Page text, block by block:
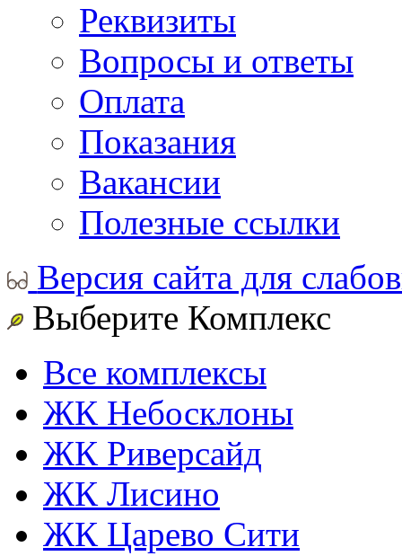
Реквизиты
Вопросы и ответы
Оплата
Показания
Вакансии
Полезные ссылки
Версия сайта для
Выберите Комплекс
Все комплексы
ЖК Небосклоны
ЖК Риверсайд
ЖК Лисино
ЖК Царево Сити